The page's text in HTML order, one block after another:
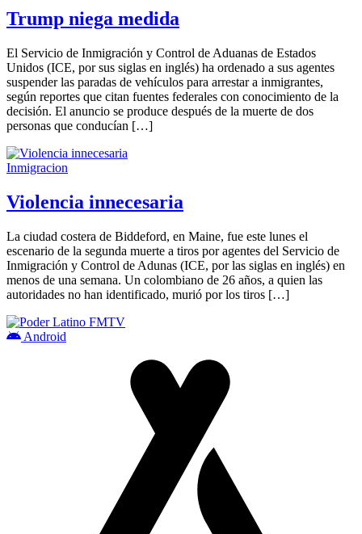
Trump niega medida
El Servicio de Inmigración y Control de Aduanas de Estados
Unidos (ICE, por sus siglas en inglés) ha ordenado a sus agentes
suspender las paradas de vehículos para arrestar a inmigrantes,
según reportes que citan fuentes federales con conocimiento de la
decisión. El anuncio se produce después de la muerte de dos
personas que conducían […]
Inmigracion
Violencia innecesaria
La ciudad costera de Biddeford, en Maine, fue este lunes el
escenario de la segunda muerte a tiros por agentes del Servicio de
Inmigración y Control de Adunas (ICE, por las siglas en inglés) en
menos de una semana. Un colombiano de 26 años, a quien las
autoridades no han identificado, murió por los tiros […]
Android